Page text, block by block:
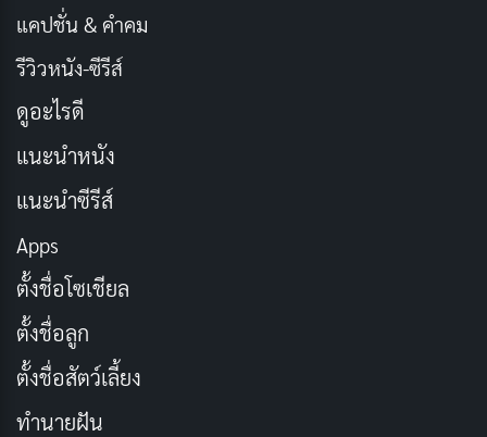
ผ้าสบง:ผ้าที่ใช้ห่มคลุมร่างกาย มีหลายขนาดและสี
ผ้าจีวร:
น้ำตาล)
อังสะ:ผ้าที่ใช้คาดเอว
นอกจากนี้ อาจต้องเตรียมเครื่องใช้ส่วนตัวอื่นๆ เช่น สบู่
ยาสีฟัน แปรงสีฟัน เป็นต้น
การเตรียมตัวทางด้านจิตใจ: ปรับใจให้
พร้อมรับแสงธรรม
แคปชั่น & คำคม
รีวิวหนัง-ซีรีส์
ดูอะไรดี
แนะนำหนัง
แนะนำซีรีส์
Apps
ตั้งชื่อโซเชียล
ตั้งชื่อลูก
ตั้งชื่อสัตว์เลี้ยง
ทำนายฝัน